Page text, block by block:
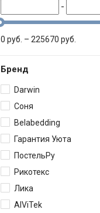
-
0 pуб. – 225670 pуб.
Бренд
Darwin
Соня
Belabedding
Гарантия Уюта
ПостельРу
Рикотекс
Лика
AlViTek